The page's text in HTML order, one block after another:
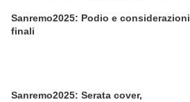
Sanremo2025: Podio e considerazioni
finali
Sanremo2025: Serata cover,